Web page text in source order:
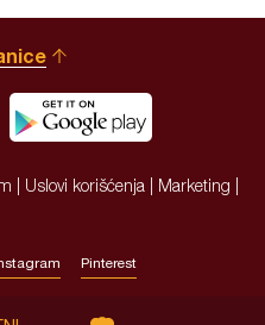
| Uslovi korišćenja Marketing
Pinterest